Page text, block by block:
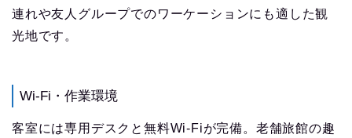
連れや友人グループでのワーケーションにも適した観
光地です。
Wi-Fi・作業環境
客室には専用デスクと無料Wi-Fiが完備。老舗旅館の趣